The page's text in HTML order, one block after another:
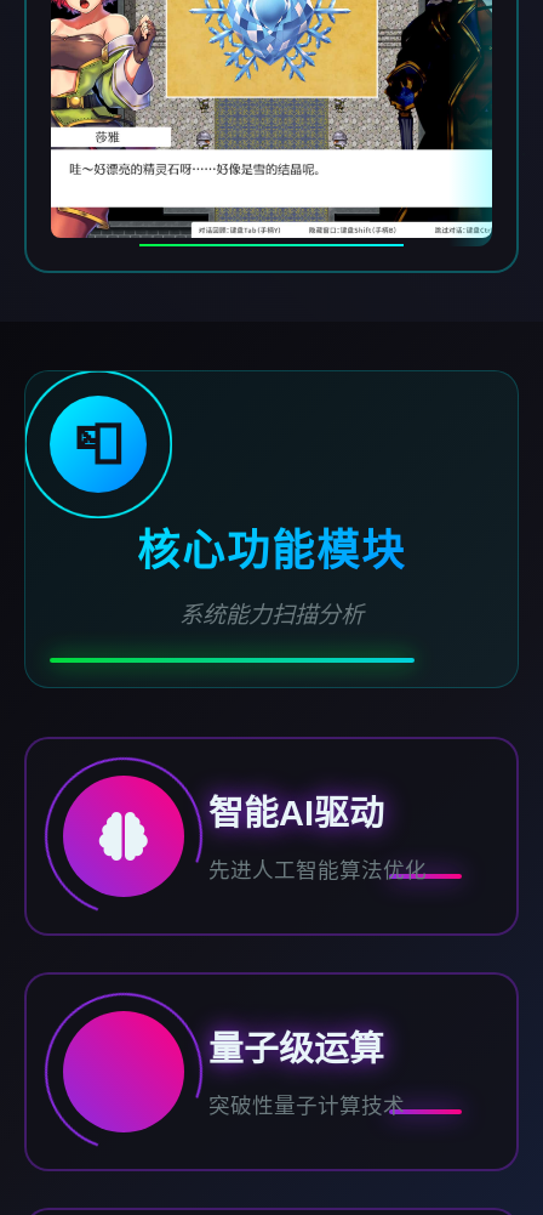
📮
核心功能模块
系统能力扫描分析
智能AI驱动
先进人工智能算法优化
量子级运算
突破性量子计算技术